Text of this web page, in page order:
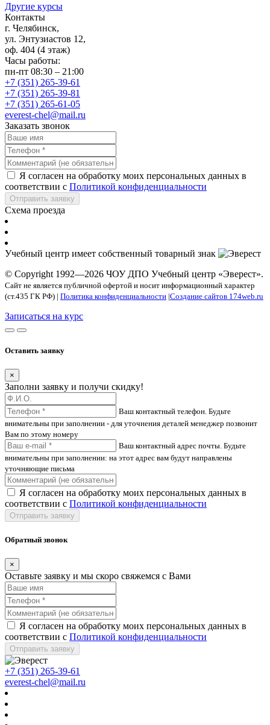
Другие курсы
Контакты
г. Челябинск,
ул. Энтузиастов 12,
оф. 404 (4 этаж)
Часы работы:
пн-пт 08:30 – 21:00
+7 (351) 265-39-61
+7 (351) 265-39-81
+7 (351) 265-61-05
everest-chel@mail.ru
Заказать звонок
Я согласен на обработку моих персональных данных в
соответствии с Политикой конфиденциальности
Отправить заявку
Схема проезда
Учебный центр имеет собственный товарный знак
© Copyright 1992—2026 ЧОУ ДПО Учебный центр «Эверест».
Сайт не является публичной офертой и носит информационный характер
(ст.435 ГК РФ) | Политика конфиденциальности |Создание сайтов 174web.ru
Записаться на курс
Оставить заявку
×
Заполни заявку и получи скидку!
Ваш контактный телефон. Будьте
внимательны при заполнении - для уточнения деталей менеджер позвонит
Вам по этому номеру
Ваш контактный адрес почты. Будьте
внимательны при заполнении: на этот адрес вам будут направлены
уточняющие письма
Я согласен на обработку моих персональных данных в
соответствии с Политикой конфиденциальности
Отправить заявку
Обратный звонок
×
Оставьте заявку и мы скоро свяжемся с Вами
Я согласен на обработку моих персональных данных в
соответствии с Политикой конфиденциальности
Отправить заявку
+7 (351) 265-39-61
everest-chel@mail.ru